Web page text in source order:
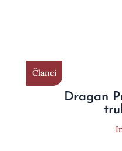
Članci
Dragan